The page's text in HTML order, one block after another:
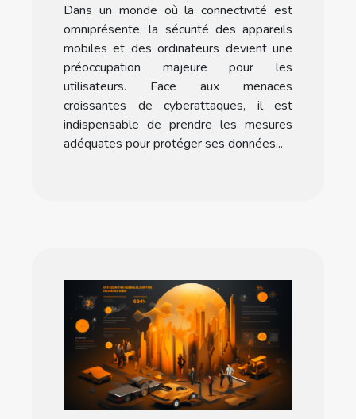
Dans un monde où la connectivité est
omniprésente, la sécurité des appareils
mobiles et des ordinateurs devient une
préoccupation majeure pour les
utilisateurs. Face aux menaces
croissantes de cyberattaques, il est
indispensable de prendre les mesures
adéquates pour protéger ses données...